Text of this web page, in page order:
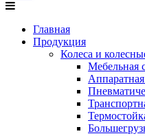
Главная
Продукция
Колеса и
Мебельная